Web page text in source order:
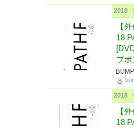
2018
【
18
ブポ
2018
【
18